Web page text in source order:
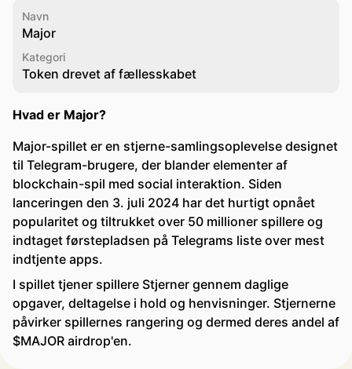
Navn
Major
Kategori
Token drevet af fællesskabet
Hvad er Major?
Major-spillet er en stjerne-samlingsoplevelse designet
til Telegram-brugere, der blander elementer af
blockchain-spil med social interaktion. Siden
lanceringen den 3. juli 2024 har det hurtigt opnået
popularitet og tiltrukket over 50 millioner spillere og
indtaget førstepladsen på Telegrams liste over mest
indtjente apps.
I spillet tjener spillere Stjerner gennem daglige
opgaver, deltagelse i hold og henvisninger. Stjernerne
påvirker spillernes rangering og dermed deres andel af
$MAJOR airdrop'en.